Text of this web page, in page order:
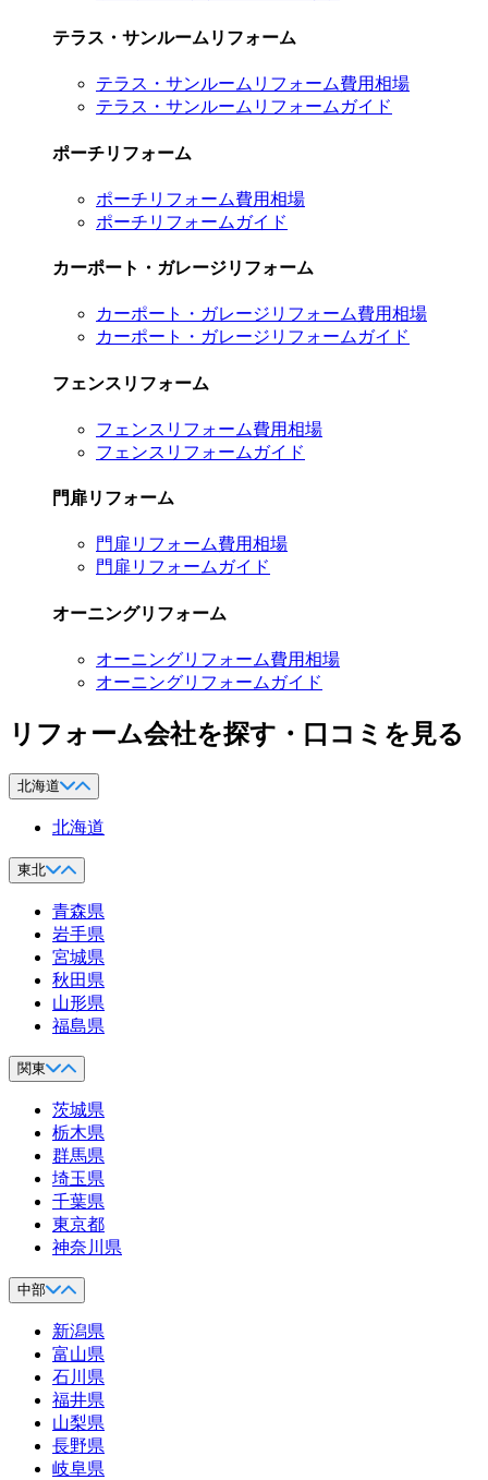
テラス・サンルームリフォーム
テラス・サンルームリフォーム費用相場
テラス・サンルームリフォームガイド
ポーチリフォーム
ポーチリフォーム費用相場
ポーチリフォームガイド
カーポート・ガレージリフォーム
カーポート・ガレージリフォーム費用相場
カーポート・ガレージリフォームガイド
フェンスリフォーム
フェンスリフォーム費用相場
フェンスリフォームガイド
門扉リフォーム
門扉リフォーム費用相場
門扉リフォームガイド
オーニングリフォーム
オーニングリフォーム費用相場
オーニングリフォームガイド
リフォーム会社を探す・口コミを見る
北海道
北海道
東北
青森県
岩手県
宮城県
秋田県
山形県
福島県
関東
茨城県
栃木県
群馬県
埼玉県
千葉県
東京都
神奈川県
中部
新潟県
富山県
石川県
福井県
山梨県
長野県
岐阜県